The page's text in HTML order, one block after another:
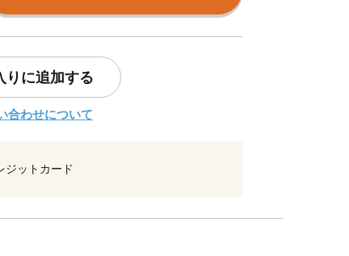
りに追加する
合わせについて
ジットカード